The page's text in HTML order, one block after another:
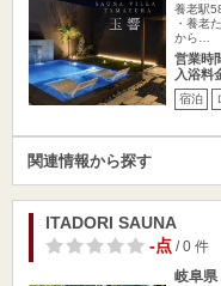
養老駅
・養老
から…
営業時
入浴料
宿泊
関連情報から探す
ITADORI SAUNA
-点/ 0 件
岐阜県